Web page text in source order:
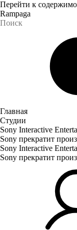
Перейти к
Rampaga
Главная
Студии
Sony Interactive
Sony прекратит
Sony Interactive
Sony прекратит